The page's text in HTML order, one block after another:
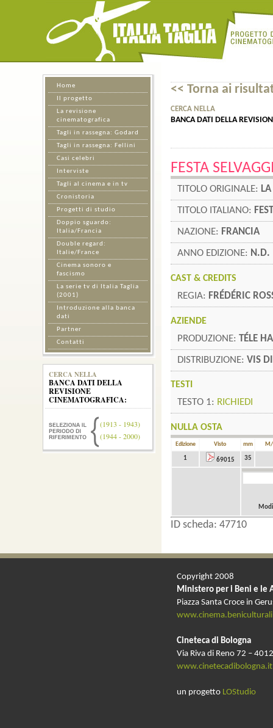
<< Torna ai
CERCA NELLA
BANCA DATI DELLA
FESTA
TITOLO ORIGINALE:
TITOLO ITALIANO:
NAZIONE: FRANCIA
ANNO EDIZIONE: N.D.
CAST & CREDITS
REGIA: FRÉDÉRIC
AZIENDE
PRODUZIONE:TÉLE
DISTRIBUZIONE:VIS
TESTI
TESTO 1: RICHIEDI
NULLA OSTA
Edizione Visto mm
1 69015 35
ID scheda: 47710
Home
Il progetto
La revisione
cinematografica
Tagli in rassegna: Godard
Tagli in rassegna: Fellini
Casi celebri
Interviste
Tagli al cinema e in tv
Cronistoria
Progetti di studio
Doppio sguardo:
Italia/Francia
Double regard:
Italie/France
Cinema sonoro e
fascismo
La serie tv di Italia Taglia
(2001)
Introduzione alla banca
dati
Partner
Contatti
CERCA NELLA
BANCA DATI DELLA
REVISIONE
CINEMATOGRAFICA:
(1913 - 1943)
(1944 - 2000)
Copyright 2008
Ministero per i Beni e le
Piazza Santa Croce in
Cineteca di Bologna
Via Riva di Reno 72 –
www.cinetecadibologna.it
un progetto LOStudio